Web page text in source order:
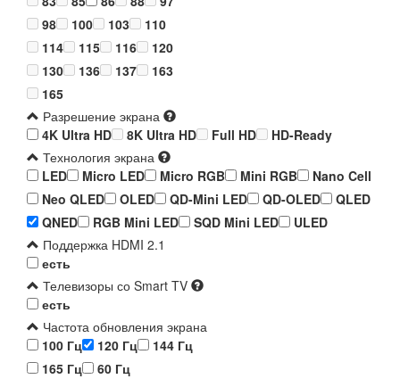
98
100 103
110
114
115 116
120
130
136 137
163
165
Разрешение экрана
4K Ultra HD
8K Ultra HD Full HD
HD-Ready
Технология экрана
LED
Micro LED Micro RGB Mini RGB
Nano Cell
Neo QLED
OLED QD-Mini LED QD-OLED
QLED
QNED
RGB Mini LED SQD Mini LED
ULED
Поддержка HDMI 2.1
есть
Телевизоры со Smart TV
есть
Частота обновления экрана
100 Гц
120 Гц
144 Гц
165 Гц
60 Гц